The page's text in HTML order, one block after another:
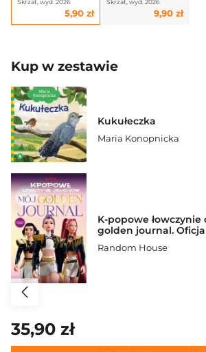
Skrzat, wyd. 2026
5,90 zł
Skrzat, wyd. 2026
9,90 zł
Kup w zestawie
Kukułeczka
Maria Konopnicka
K-popowe
golden journal.
Random House
35,90 zł